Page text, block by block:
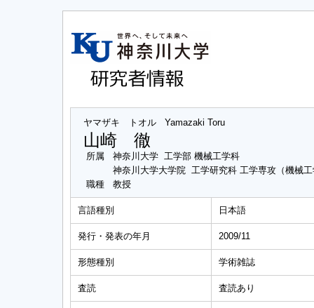
ヤマザキ トオル Yamazaki Toru
山崎 徹
所属
神奈川大学 工学部 機械工学科
神奈川大学大学院 工学研究科 工学専攻（機械
職種
教授
言語種別 日本語
発行・発表の年月 2009/11
形態種別 学術雑誌
査読 査読あり